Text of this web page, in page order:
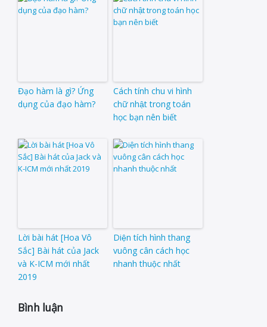
Đạo hàm là gì? Ứng
dụng của đạo hàm?
Cách tính chu vi hình
chữ nhật trong toán
học bạn nên biết
Lời bài hát [Hoa Vô
Sắc] Bài hát của Jack
và K-ICM mới nhất
2019
Diện tích hình thang
vuông cân cách học
nhanh thuộc nhất
Bình luận